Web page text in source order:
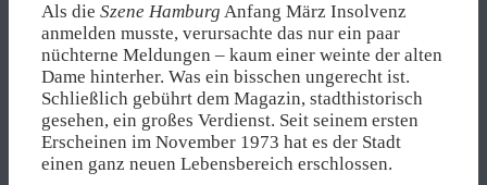
Als die Szene Hamburg Anfang März Insolvenz
anmelden musste, verursachte das nur ein paar
nüchterne Meldungen – kaum einer weinte der alten
Dame hinterher. Was ein bisschen ungerecht ist.
Schließlich gebührt dem Magazin, stadthistorisch
gesehen, ein großes Verdienst. Seit seinem ersten
Erscheinen im November 1973 hat es der Stadt
einen ganz neuen Lebensbereich erschlossen.